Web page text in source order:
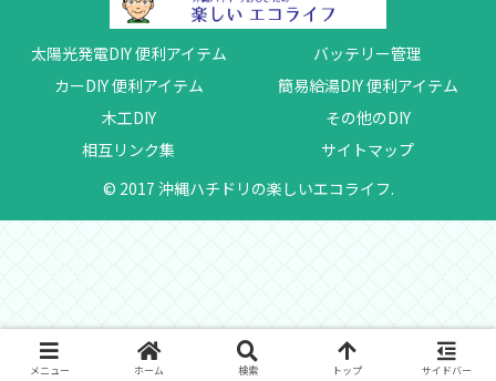
太陽光発電DIY 便利アイテム
バッテリー管理
カーDIY 便利アイテム
簡易給湯DIY 便利アイテム
木工DIY
その他のDIY
相互リンク集
サイトマップ
© 2017 沖縄ハチドリの楽しいエコライフ.
メニュー ホーム 検索 トップ サイドバー